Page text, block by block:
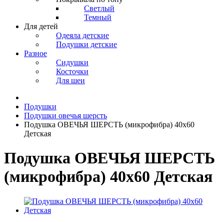
Светлый
Темный
Для детей
Одеяла детские
Подушки детские
Разное
Сидушки
Косточки
Для шеи
Подушки
Подушки овечья шерсть
Подушка ОВЕЧЬЯ ШЕРСТЬ (микрофибра) 40х60
Детская
Подушка ОВЕЧЬЯ ШЕРСТЬ
(микрофибра) 40х60 Детская